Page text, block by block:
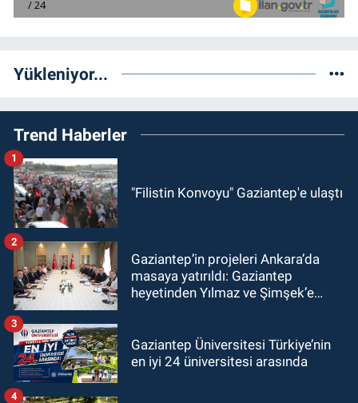
Yükleniyor...
Trend Haberler
"Filistin Konvoyu" Gaziantep'e ulaştı
1
Gaziantep’in projeleri Ankara’da
masaya yatırıldı: Gaziantep
heyetinden Yılmaz ve Şimşek’e
2
Gaziantep Üniversitesi Türkiye’nin
en iyi 24 üniversitesi arasında
3
4